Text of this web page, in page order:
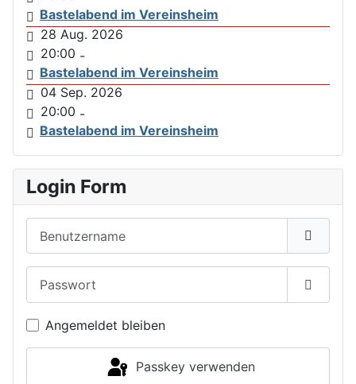
Bastelabend im Vereinsheim
28 Aug. 2026
20:00 -
Bastelabend im Vereinsheim
04 Sep. 2026
20:00 -
Bastelabend im Vereinsheim
Login Form
Angemeldet bleiben
Passkey verwenden